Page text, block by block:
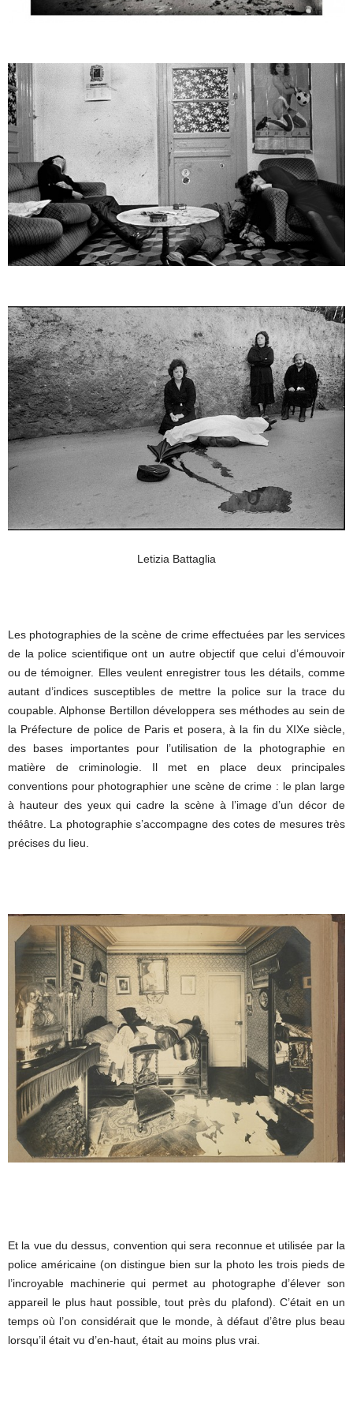
Letizia Battaglia
Les photographies de la scène de crime effectuées par les services
de la police scientifique ont un autre objectif que celui d’émouvoir
ou de témoigner. Elles veulent enregistrer tous les détails, comme
autant d’indices susceptibles de mettre la police sur la trace du
coupable. Alphonse Bertillon développera ses méthodes au sein de
la Préfecture de police de Paris et posera, à la fin du XIXe siècle,
des bases importantes pour l’utilisation de la photographie en
matière de criminologie. Il met en place deux principales
conventions pour photographier une scène de crime : le plan large
à hauteur des yeux qui cadre la scène à l’image d’un décor de
théâtre. La photographie s’accompagne des cotes de mesures très
précises du lieu.
Et la vue du dessus, convention qui sera reconnue et utilisée par la
police américaine (on distingue bien sur la photo les trois pieds de
l’incroyable machinerie qui permet au photographe d’élever son
appareil le plus haut possible, tout près du plafond). C’était en un
temps où l’on considérait que le monde, à défaut d’être plus beau
lorsqu’il était vu d’en-haut, était au moins plus vrai.